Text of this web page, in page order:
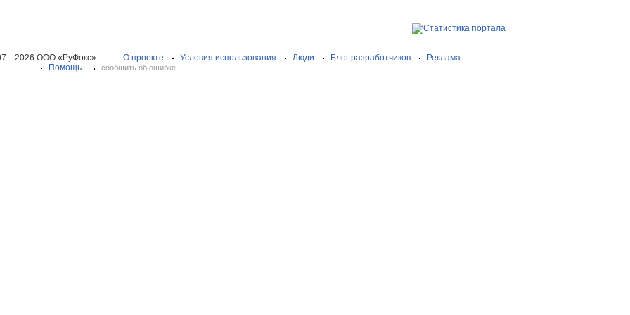
ООО «РуФокс» О проекте Условия использования Люди Блог разработчиков
Реклама
Помощь
сообщить об ошибке